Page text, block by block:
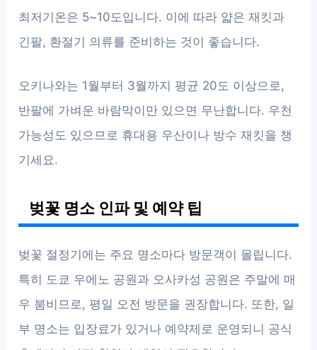
최저기온은 5~10도입니다. 이에 따라 얇은 재킷과
긴팔, 환절기 의류를 준비하는 것이 좋습니다.
오키나와는 1월부터 3월까지 평균 20도 이상으로,
반팔에 가벼운 바람막이만 있으면 무난합니다. 우천
가능성도 있으므로 휴대용 우산이나 방수 재킷을 챙
기세요.
벚꽃 명소 인파 및 예약 팁
벚꽃 절정기에는 주요 명소마다 방문객이 몰립니다.
특히 도쿄 우에노 공원과 오사카성 공원은 주말에 매
우 붐비므로, 평일 오전 방문을 권장합니다. 또한, 일
부 명소는 입장료가 있거나 예약제로 운영되니 공식